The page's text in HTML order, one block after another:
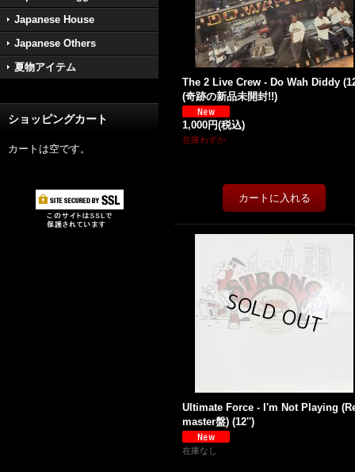
Japanese House
Japanese Others
夏物アイテム
ショッピングカート
カートは空です。
The 2 Live Crew - Do Wah Diddy
(奇跡の新品未開封!!)
1,000円(税込)
在庫わずか
Ultimate Force - I'm Not Playing
master盤) (12'')
在庫なし